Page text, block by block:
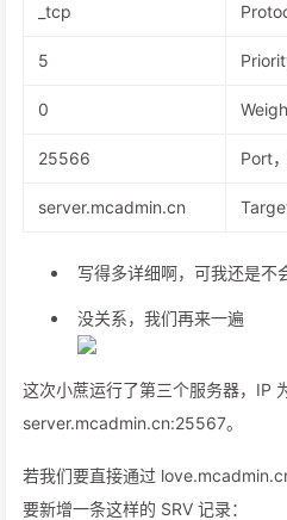
_tcp
5
0
25566 Port
server.mcadmin.cn
写得多详细啊，可我还是不
没关系，我们再来一遍
这次小蔗运行了第三个服务器，IP 为
server.mcadmin.cn:25567。
若我们要直接通过
要新增一条这样的 SRV 记录：